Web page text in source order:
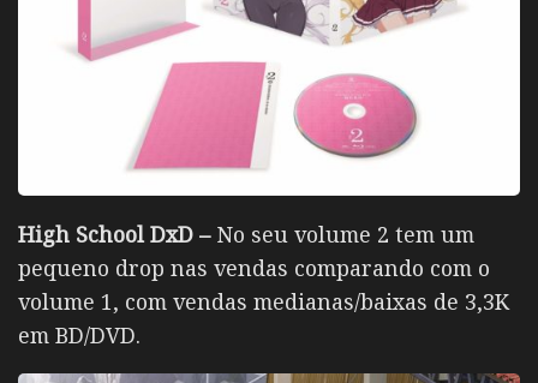
High School DxD – No seu volume 2 tem um
pequeno drop nas vendas comparando com o
volume 1, com vendas medianas/baixas de 3,3K
em BD/DVD.